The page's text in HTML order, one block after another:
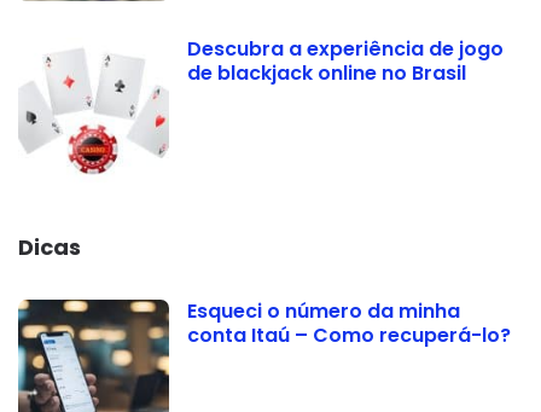
Descubra a experiência de jogo
de blackjack online no Brasil
Dicas
Esqueci o número da minha
conta Itaú – Como recuperá-lo?